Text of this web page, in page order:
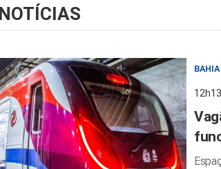
BAHIA